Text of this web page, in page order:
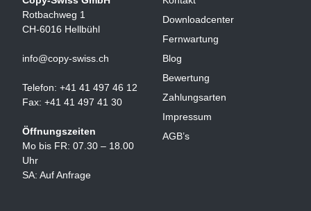
Rotbachweg 1
CH-6016 Hellbühl
info@copy-swiss.ch
Telefon: +41 41 497 46 12
Fax: +41 41 497 41 30
Öffnungszeiten
Mo bis FR: 07.30 – 18.00
Uhr
SA: Auf Anfrage
Downloadcenter
Fernwartung
Blog
Bewertung
Zahlungsarten
Impressum
AGB’s